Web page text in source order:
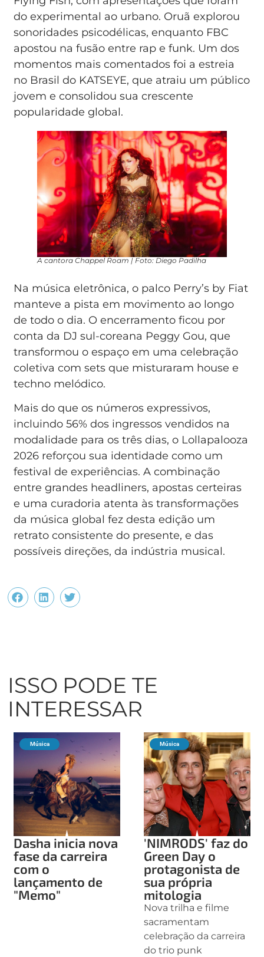
do experimental ao urbano. Oruã explorou
sonoridades psicodélicas, enquanto FBC
apostou na fusão entre rap e funk. Um dos
momentos mais comentados foi a estreia
no Brasil do KATSEYE, que atraiu um público
jovem e consolidou sua crescente
popularidade global.
A cantora Chappel Roam | Foto: Diego Padilha
Na música eletrônica, o palco Perry’s by Fiat
manteve a pista em movimento ao longo
de todo o dia. O encerramento ficou por
conta da DJ sul-coreana Peggy Gou, que
transformou o espaço em uma celebração
coletiva com sets que misturaram house e
techno melódico.
Mais do que os números expressivos,
incluindo 56% dos ingressos vendidos na
modalidade para os três dias, o Lollapalooza
2026 reforçou sua identidade como um
festival de experiências. A combinação
entre grandes headliners, apostas certeiras
e uma curadoria atenta às transformações
da música global fez desta edição um
retrato consistente do presente, e das
possíveis direções, da indústria musical.
ISSO PODE TE
INTERESSAR
Música
Dasha inicia nova
fase da carreira
com o
lançamento de
"Memo"
Música
'NIMRODS' faz do
Green Day o
protagonista de
sua própria
mitologia
Nova trilha e filme
sacramentam
celebração da carreira
do trio punk